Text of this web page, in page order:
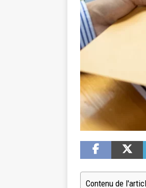
Contenu de